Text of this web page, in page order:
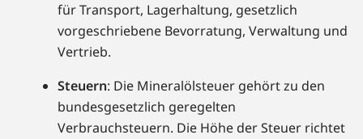
für Transport, Lagerhaltung, gesetzlich
vorgeschriebene Bevorratung, Verwaltung und
Vertrieb.
Steuern: Die Mineralölsteuer gehört zu den
bundesgesetzlich geregelten
Verbrauchsteuern. Die Höhe der Steuer richtet